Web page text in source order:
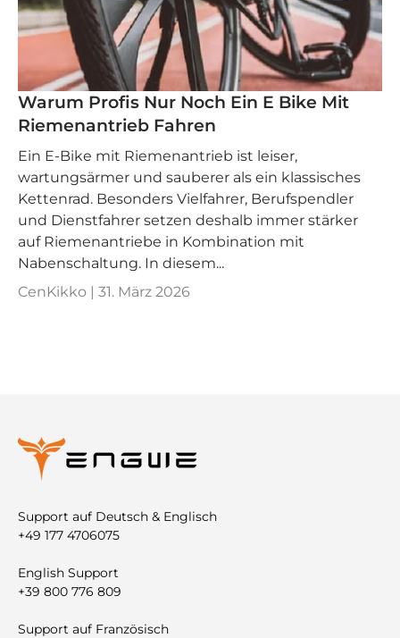
Warum Profis Nur Noch Ein E Bike Mit
Riemenantrieb Fahren
Ein E‑Bike mit Riemenantrieb ist leiser,
wartungsärmer und sauberer als ein klassisches
Kettenrad. Besonders Vielfahrer, Berufspendler
und Dienstfahrer setzen deshalb immer stärker
auf Riemenantriebe in Kombination mit
Nabenschaltung. In diesem...
CenKikko | 31. März 2026
Support auf Deutsch & Englisch
+49 177 4706075
English Support
+39 800 776 809
Support auf Französisch